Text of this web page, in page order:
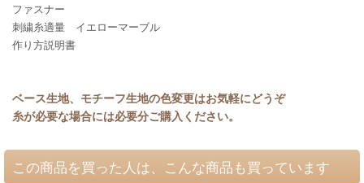
ファスナー
刺繍糸適量 イエローマーブル
作り方説明書
ベース生地、モチーフ生地の色変更はお気軽にどうぞ
糸が必要な場合には必要分ご購入ください。
この商品を買った人は、こんな商品も買っています